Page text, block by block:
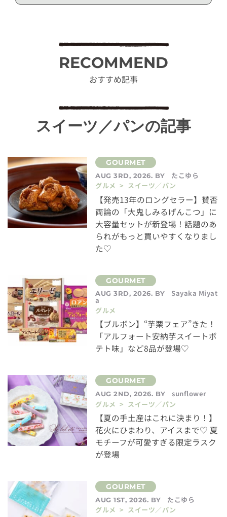
RECOMMEND
おすすめ記事
スイーツ／パンの記事
AUG 3RD, 2026. BY
たこゆら
グルメ > スイーツ／パン
【発売13年のロングセラー】賛否
両論の「大鬼しみるげんこつ」に
大容量セットが新登場！話題のあ
られがもっと買いやすくなりまし
た♡
AUG 3RD, 2026. BY Sayaka Miyat
a
グルメ
【ブルボン】“芋栗フェア”きた！
「アルフォート安納芋スイートポ
テト味」など8品が登場♡
AUG 2ND, 2026. BY
sunflower
グルメ > スイーツ／パン
【夏の手土産はこれに決まり！】
花火にひまわり、アイスまで♡ 夏
モチーフが可愛すぎる限定ラスク
が登場
AUG 1ST, 2026. BY
たこゆら
グルメ > スイーツ／パン